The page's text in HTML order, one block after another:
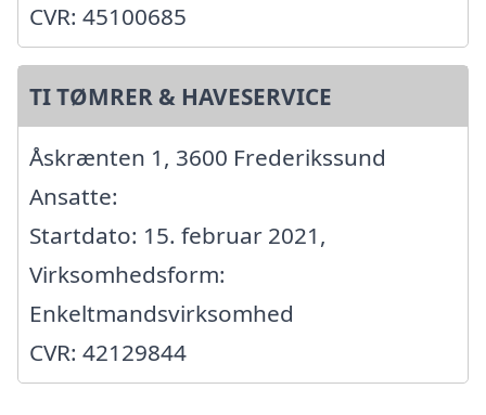
CVR: 45100685
TI TØMRER & HAVESERVICE
Åskrænten 1, 3600 Frederikssund
Ansatte:
Startdato: 15. februar 2021,
Virksomhedsform:
Enkeltmandsvirksomhed
CVR: 42129844